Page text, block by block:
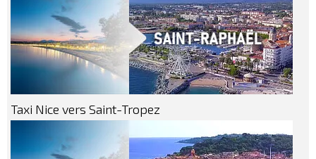
Taxi Nice vers Saint-Tropez